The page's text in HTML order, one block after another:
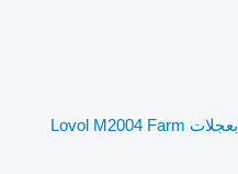
جرار بعجلات Lovol M2004 Farm